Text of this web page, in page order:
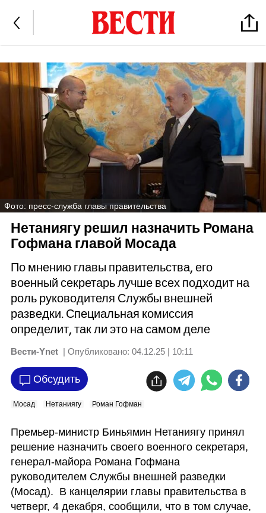
Фото: пресс-служба главы правительства
Нетаниягу решил назначить Романа
Гофмана главой Мосада
По мнению главы правительства, его
военный секретарь лучше всех подходит на
роль руководителя Службы внешней
разведки. Специальная комиссия
определит, так ли это на самом деле
Вести-Ynet | Опубликовано: 04.12.25 | 10:11
Обсудить
Мосад Нетаниягу Роман Гофман
Премьер-министр Биньямин Нетаниягу принял
решение назначить своего военного секретаря,
генерал-майора Романа Гофмана
руководителем Службы внешней разведки
(Мосад).  В канцелярии главы правительства в
четверг, 4 декабря, сообщили, что в том случае,